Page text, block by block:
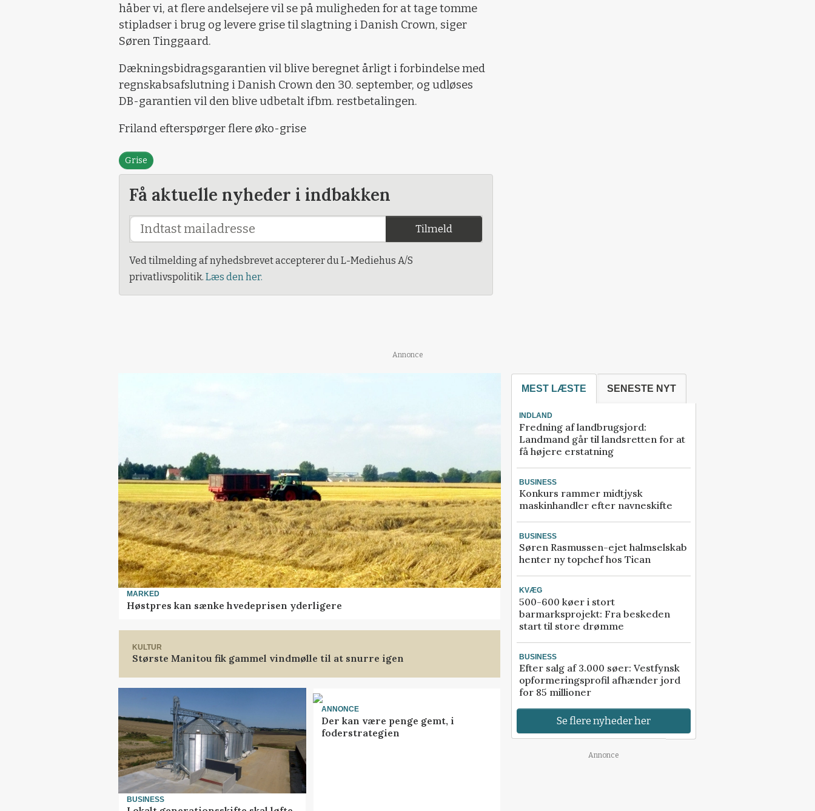
håber vi, at flere andelsejere vil se på muligheden for at tage tomme
stipladser i brug og levere grise til slagtning i Danish Crown, siger
Søren Tinggaard.
Dækningsbidragsgarantien vil blive beregnet årligt i forbindelse med
regnskabsafslutning i Danish Crown den 30. september, og udløses
DB-garantien vil den blive udbetalt ifbm. restbetalingen.
Friland efterspørger flere øko-grise
Grise
Få aktuelle nyheder i indbakken
Tilmeld
Ved tilmelding af nyhedsbrevet accepterer du L-Mediehus A/S
privatlivspolitik. Læs den her.
Annonce
MARKED
Høstpres kan sænke hvedeprisen yderligere
KULTUR
Største Manitou fik gammel vindmølle til at snurre igen
BUSINESS
ANNONCE
Der kan være penge gemt, i
foderstrategien
MEST LÆSTE SENESTE NYT
INDLAND
Fredning af landbrugsjord:
Landmand går til landsretten for at
få højere erstatning
BUSINESS
Konkurs rammer midtjysk
maskinhandler efter navneskifte
BUSINESS
Søren Rasmussen-ejet halmselskab
henter ny topchef hos Tican
KVÆG
500-600 køer i stort
barmarksprojekt: Fra beskeden
start til store drømme
BUSINESS
Efter salg af 3.000 søer: Vestfynsk
opformeringsprofil afhænder jord
for 85 millioner
Se flere nyheder her
Annonce